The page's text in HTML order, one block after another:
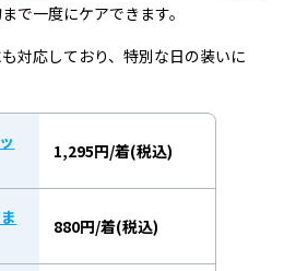
で一度にケアできます。
対応しており、特別な日の装いに
1,295円/着(税込)
880円/着(税込)